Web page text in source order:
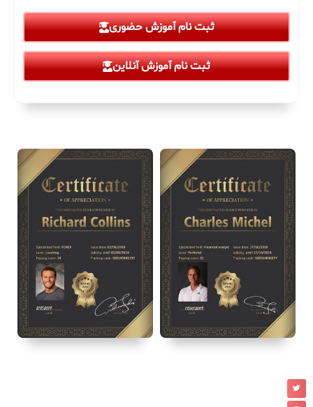
ثبت نام آموزش حضوری
ثبت نام آموزش آنلاین